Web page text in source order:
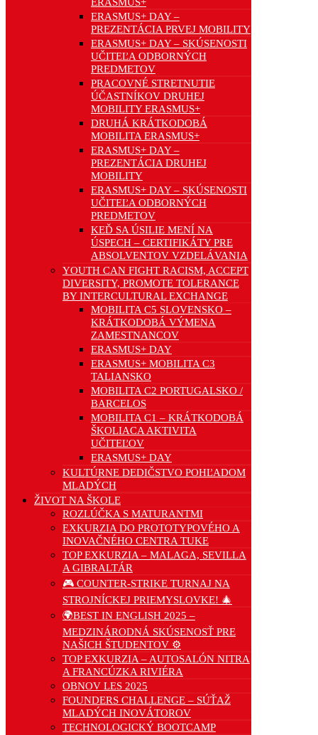
ERASMUS+
ERASMUS+ DAY –
PREZENTÁCIA PRVEJ MOBILITY
ERASMUS+ DAY – SKÚSENOSTI
UČITEĽA ODBORNÝCH
PREDMETOV
PRACOVNÉ STRETNUTIE
ÚČASTNÍKOV DRUHEJ
MOBILITY ERASMUS+
DRUHÁ KRÁTKODOBÁ
MOBILITA ERASMUS+
ERASMUS+ DAY –
PREZENTÁCIA DRUHEJ
MOBILITY
ERASMUS+ DAY – SKÚSENOSTI
UČITEĽA ODBORNÝCH
PREDMETOV
KEĎ SA ÚSILIE MENÍ NA
ÚSPECH – CERTIFIKÁTY PRE
ABSOLVENTOV VZDELÁVANIA
YOUTH CAN FIGHT RACISM, ACCEPT
DIVERSITY, PROMOTE TOLERANCE
BY INTERCULTURAL EXCHANGE
MOBILITA C5 SLOVENSKO –
KRÁTKODOBÁ VÝMENA
ZAMESTNANCOV
ERASMUS+ DAY
ERASMUS+ MOBILITA C3
TALIANSKO
MOBILITA C2 PORTUGALSKO /
BARCELOS
MOBILITA C1 – KRÁTKODOBÁ
ŠKOLIACA AKTIVITA
UČITEĽOV
ERASMUS+ DAY
KULTÚRNE DEDIČSTVO POHĽADOM
MLADÝCH
ŽIVOT NA ŠKOLE
ROZLÚČKA S MATURANTMI
EXKURZIA DO PROTOTYPOVÉHO A
INOVAČNÉHO CENTRA TUKE
TOP EXKURZIA – MALAGA, SEVILLA
A GIBRALTÁR
🎮 COUNTER-STRIKE TURNAJ NA
STROJNÍCKEJ PRIEMYSLOVKE! 🎄
🌍BEST IN ENGLISH 2025 –
MEDZINÁRODNÁ SKÚSENOSŤ PRE
NAŠICH ŠTUDENTOV ⚙️
TOP EXKURZIA – AUTOSALÓN NITRA
A FRANCÚZKA RIVIÉRA
OBNOV LES 2025
FOUNDERS CHALLENGE – SÚŤAŽ
MLADÝCH INOVÁTOROV
TECHNOLOGICKÝ BOOTCAMP